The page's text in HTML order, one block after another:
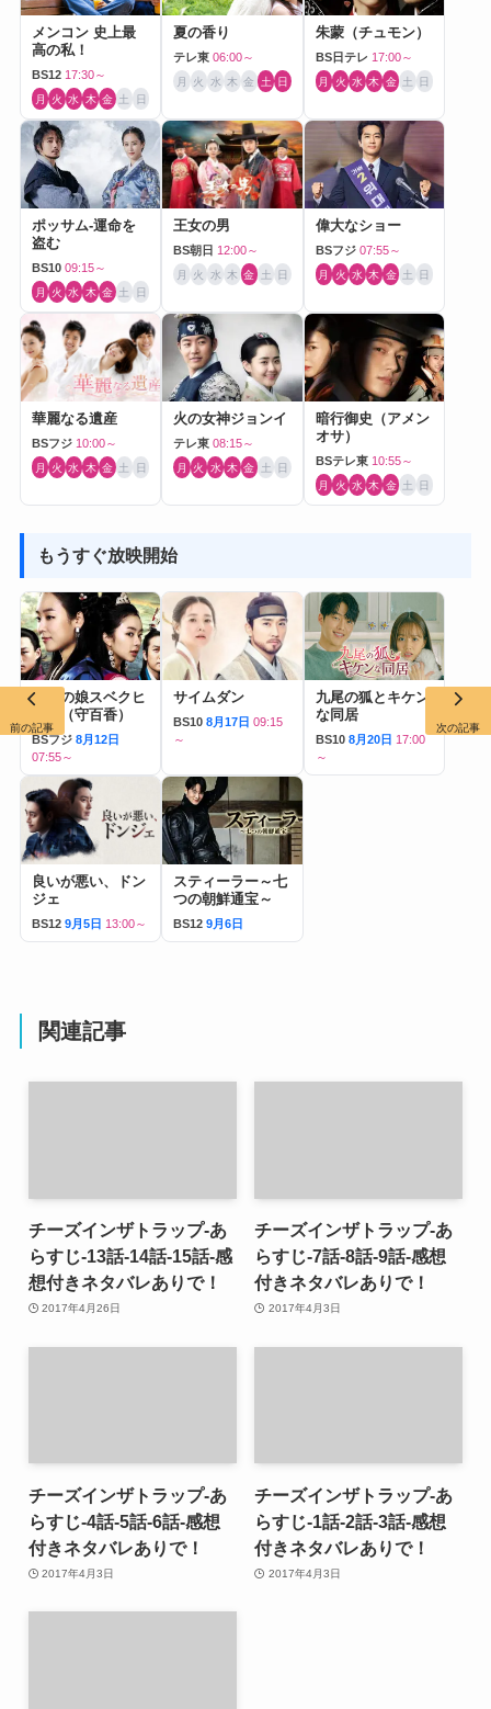
メンコン 史上最
高の私！
BS12 17:30～
月 火 水 木 金 土 日
夏の香り
テレ東 06:00～
月 火 水 木 金 土 日
朱蒙（チュモン）
BS日テレ 17:00～
月 火 水 木 金 土 日
ポッサム-運命を
盗む
BS10 09:15～
月 火 水 木 金 土 日
王女の男
BS朝日 12:00～
月 火 水 木 金 土 日
偉大なショー
BSフジ 07:55～
月 火 水 木 金 土 日
華麗なる遺産
BSフジ 10:00～
月 火 水 木 金 土 日
火の女神ジョンイ
テレ東 08:15～
月 火 水 木 金 土 日
暗行御史（アメン
オサ）
BSテレ東 10:55～
月 火 水 木 金 土 日
もうすぐ放映開始
帝王の娘スベクヒ
ャン（守百香）
BSフジ 8月12日
07:55～
サイムダン
BS10 8月17日 09:15
～
九尾の狐とキケン
な同居
BS10 8月20日 17:00
～
良いが悪い、ドン
ジェ
BS12 9月5日 13:00～
スティーラー～七
つの朝鮮通宝～
BS12 9月6日
関連記事
チーズインザトラップ-あ
らすじ-13話-14話-15話-感
想付きネタバレありで！
2017年4月26日
チーズインザトラップ-あ
らすじ-7話-8話-9話-感想
付きネタバレありで！
2017年4月3日
チーズインザトラップ-あ
らすじ-4話-5話-6話-感想
付きネタバレありで！
2017年4月3日
チーズインザトラップ-あ
らすじ-1話-2話-3話-感想
付きネタバレありで！
2017年4月3日
前の記事 次の記事